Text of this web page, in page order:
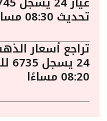
تحديث 08:30 مساءًا
تراجع أسعار
08:20 مساءًا